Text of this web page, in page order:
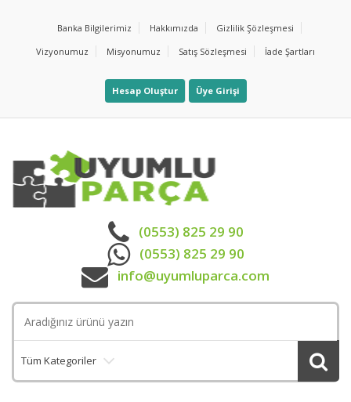
Banka Bilgilerimiz Hakkımızda
Gizlilik Şözleşmesi
Vizyonumuz
Misyonumuz Satış Sözleşmesi İade Şartları
Hesap Oluştur Üye Girişi
(0553) 825 29 90
(0553) 825 29 90
info@uyumluparca.com
Tüm Kategoriler